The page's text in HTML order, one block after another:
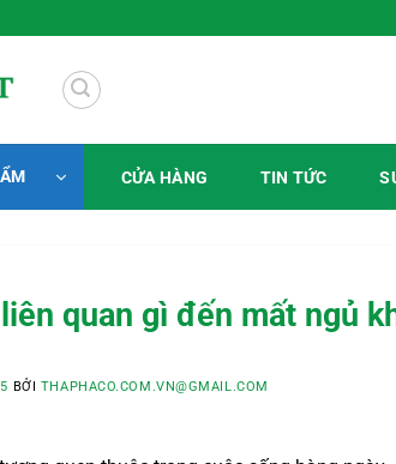
CỬA HÀNG TIN TỨC
quan gì đến mất ngủ
BỞI THAPHACO.COM.VN@GMAIL.COM